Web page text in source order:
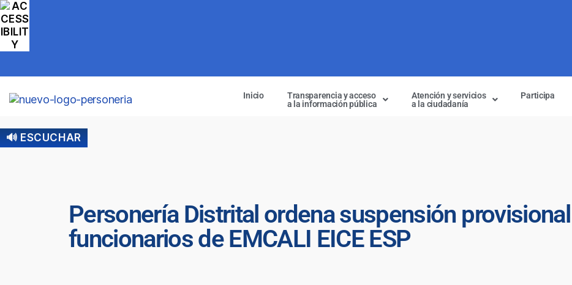
Inicio
Transparencia y acceso
a la información pública
Atención y servicios
a la ciudadanía
Participa
🔊 ESCUCHAR
Personería Distrital ordena suspensión
funcionarios de EMCALI EICE ESP